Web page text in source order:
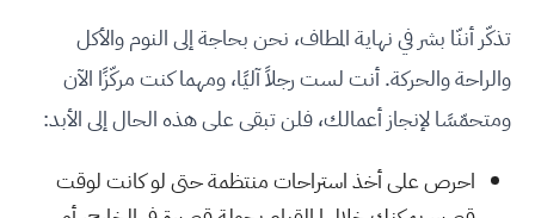
تذكّر أننّا بشر في نهاية المطاف، نحن بحاجة إلى النوم والأكل
والراحة والحركة. أنت لست رجلاً آليًا، ومهما كنت مركّزًا الآن
ومتحمّسًا لإنجاز أعمالك، فلن تبقى على هذه الحال إلى الأبد:
احرص على أخذ استراحات منتظمة حتى لو كانت لوقت